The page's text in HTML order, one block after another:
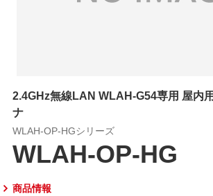
2.4GHz無線LAN WLAH-G54専用 屋内
ナ
WLAH-OP-HGシリーズ
WLAH-OP-HG
商品情報